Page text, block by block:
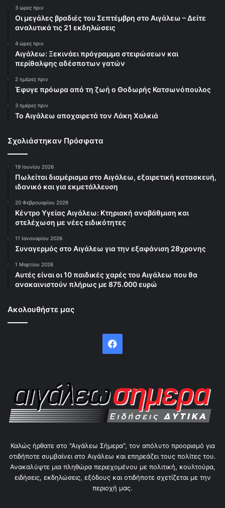
3 ώρες πριν
Οι μεγάλες βραδιές του Σεπτέμβρη στο Αιγάλεω – Δείτε
αναλυτικά τις 21 εκδηλώσεις
4 ώρες πριν
Αιγάλεω: Ξεκινάει πρόγραμμα στειρώσεων και
περίθαλψης αδέσποτων γατών
2 ημέρες πριν
Έφυγε πρόωρα από τη ζωή ο Θοδωρής Κατσωνόπουλος
3 ημέρες πριν
Το Αιγάλεω αποχαιρετά τον Λάκη Χαλκιά
Σχολιάστηκαν Πρόσφατα
19 Ιουνίου 2026
Πωλείται διαμέρισμα στο Αιγάλεω, εξαιρετική κατασκευή,
ιδανικό και για εκμετάλλευση
20 Φεβρουαρίου 2026
Κέντρο Υγείας Αιγάλεω: Κτηριακή αναβάθμιση και
στελέχωση με νέες ειδικότητες
11 Ιανουαρίου 2026
Συναγερμός στο Αιγάλεω για την εξαφάνιση 28χρονης
1 Μαρτίου 2026
Αυτές είναι οι 10 παιδικές χαρές του Αιγάλεω που θα
ανακαινιστούν πλήρως με 875.000 ευρώ
Ακολουθήστε μας
Facebook
Καλώς ήρθατε στο "Αιγάλεω Σήμερα", τον απόλυτο προορισμό για
οτιδήποτε συμβαίνει στο Αιγάλεω και επηρεάζει τους πολίτες του.
Ανακαλύψτε μια πληθώρα περιεχομένου με πολιτική, κουλτούρα,
ειδήσεις, εκδηλώσεις, εξόδους και οτιδήποτε σχετίζεται με την
περιοχή μας.